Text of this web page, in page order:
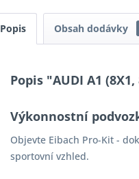
Popis Obsah dodávky
Popis "AUDI A1
Výkonnostní
Objevte Eibach Pro-Kit -
sportovní vzhled.